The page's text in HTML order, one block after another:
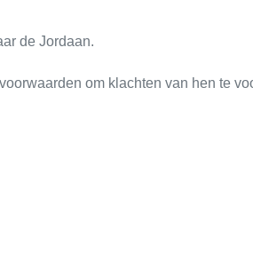
de Jordaan.
om klachten van hen te